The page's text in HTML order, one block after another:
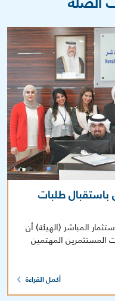
الصلة
باستقبال طلبات
الاستثمار المباشر (الهيئة) أن
المستثمرين المهتمين
أكمل القراءة